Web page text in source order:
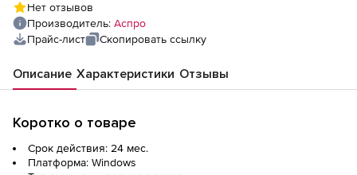
Нет отзывов
Производитель: Аспро
Прайс-лист
Скопировать ссылку
Описание Характеристики Отзывы
Коротко о товаре
Срок действия: 24 мес.
Платформа: Windows